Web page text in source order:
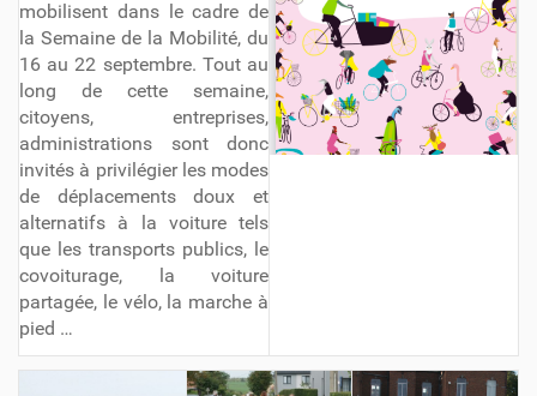
mobilisent dans le cadre de
la Semaine de la Mobilité, du
16 au 22 septembre. Tout au
long de cette semaine,
citoyens, entreprises,
administrations sont donc
invités à privilégier les modes
de déplacements doux et
alternatifs à la voiture tels
que les transports publics, le
covoiturage, la voiture
partagée, le vélo, la marche à
pied …